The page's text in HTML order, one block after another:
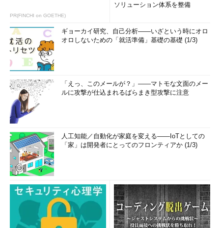
PR(FINCHI on GOETHE)
ソリューション体系を整備
ギョーカイ研究、自己分析――いざという時にオロ
オロしないための「就活準備」基礎の基礎 (1/3)
「えっ、このメールが？」――マトモな文面のメー
ルに攻撃が仕込まれるばらまき型攻撃に注意
人工知能／自動化が家庭を変える――IoTとしての
「家」は開発者にとってのフロンティアか (1/3)